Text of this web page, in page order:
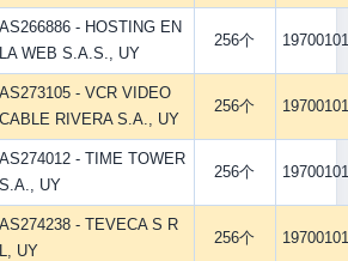
AS266886 - HOSTING EN
LA WEB S.A.S., UY
256个 19700101
AS273105 - VCR VIDEO
CABLE RIVERA S.A., UY
256个 19700101
AS274012 - TIME TOWER
S.A., UY
256个 19700101
AS274238 - TEVECA S R
L, UY
256个 19700101